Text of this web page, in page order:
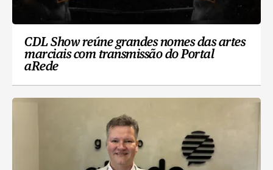
CDL Show reúne grandes nomes das artes
marciais com transmissão do Portal
aRede